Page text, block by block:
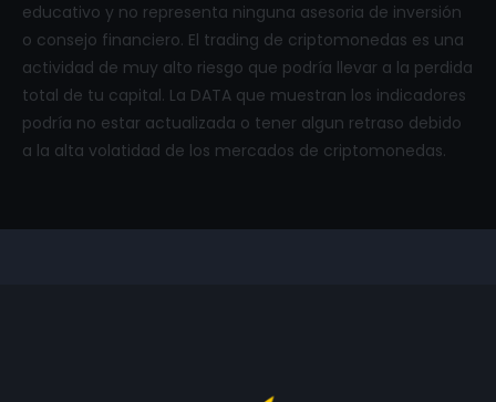
educativo y no representa ninguna asesoria de inversión
o consejo financiero. El trading de criptomonedas es una
actividad de muy alto riesgo que podría llevar a la perdida
total de tu capital. La DATA que muestran los indicadores
podría no estar actualizada o tener algun retraso debido
a la alta volatidad de los mercados de criptomonedas.